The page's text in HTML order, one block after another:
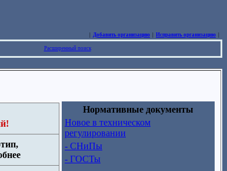
Добавить организацию Исправить организацию
Расширенный поиск
Нормативные документы
Новое в техническом
регулировании
- СНиПы
- ГОСТы